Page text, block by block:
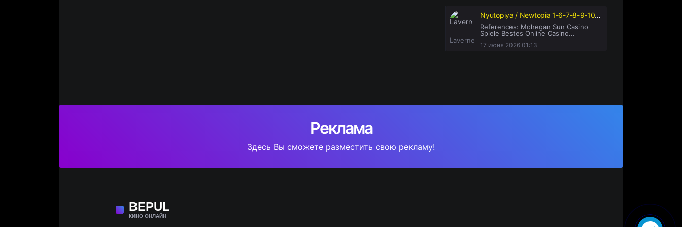
Nyutopiya / Newtopia 1-6-7-8-9-10-11-12-13-14-15 Qism koreys serial barcha qismlari uzbek o'zbek tilida
References: Mohegan Sun Casino
Spiele Bestes Online Casino...
17 июня 2026 01:13
Laverne
Реклама
Здесь Вы сможете разместить свою рекламу!
BEPUL
КИНО ОНЛАЙН